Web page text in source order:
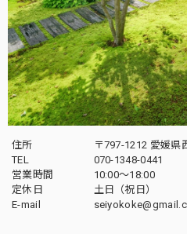
2026/04/29
蓋の湾曲具合も面白く 苔をじ
ガラスケースです
2026/02/17
住所
〒797-1212 愛媛県
TEL
070-1348-0441
営業時間
10:00〜18:00
定休日
土日（祝日）
E-mail